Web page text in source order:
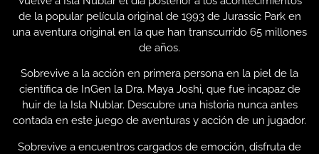
de la popular película original de 1993 de Jurassic Park en
una aventura original en la que han transcurrido 65 millones
de años.
Sobrevive a la acción en primera persona en la piel de la
científica de InGen la Dra. Maya Joshi, que fue incapaz de
huir de la Isla Nublar. Descubre una historia nunca antes
contada en este juego de aventuras y acción de un jugador.
Sobrevive a encuentros cargados de emoción, disfruta de